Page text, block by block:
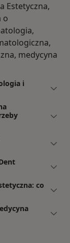
Estetyczna,
o
medycyna
i
co